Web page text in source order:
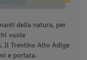
della natura, per
vuole
Il Trentino Alto Adige
e portata.